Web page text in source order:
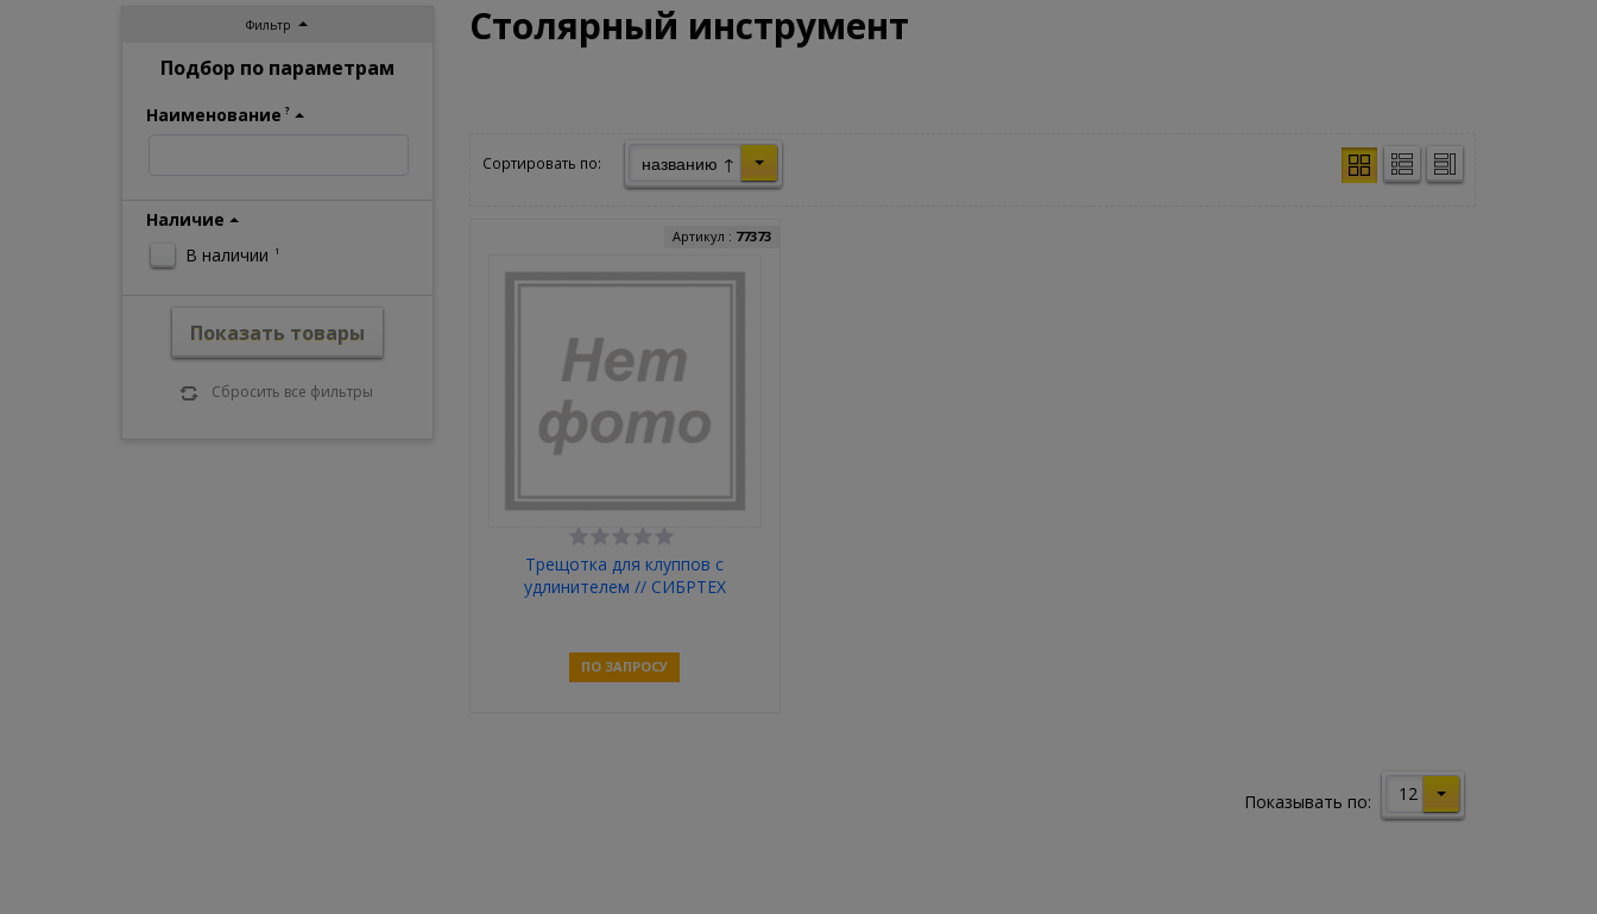
Фильтр
Подбор по параметрам
Наименование ?
Наличие
В наличии
1
Показать товары
Сбросить все фильтры
Столярный инструмент
Сортировать по: названию ↑
Трещотка для клуппов с
удлинителем // СИБРТЕХ
Артикул : 77373
ПО ЗАПРОСУ
Показывать по: 12